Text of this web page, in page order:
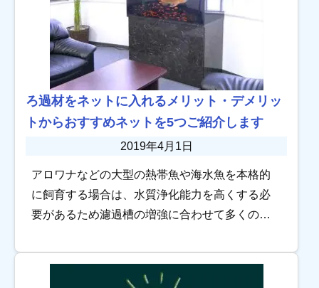
ろ過材をネットに入れるメリット・デメリッ
トからおすすめネットを5つご紹介します
2019年4月1日
アロワナなどの大型の熱帯魚や海水魚を本格的
に飼育する場合は、水質浄化能力を高くする必
要があるため濾過槽の増強に合わせて多くのろ
ー水槽や大型上部フィルターを使うと多くのろ